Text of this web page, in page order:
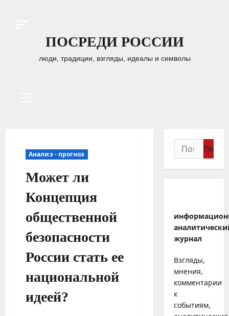
ПОСРЕДИ РОССИИ
люди, традиции, взгляды, идеалы и символы
Анализ - прогноз
Может ли
Концепция
общественной
безопасности
России стать ее
национальной
идеей?
Найти:
журнал
Взгляды,
мнения,
комментарии
к
событиям,